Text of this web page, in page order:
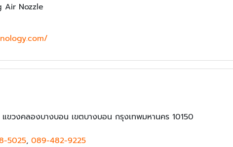
Air Nozzle
วงคลองบางบอน เขตบางบอน กรุงเทพมหานคร 10150
5025, 089-482-9225